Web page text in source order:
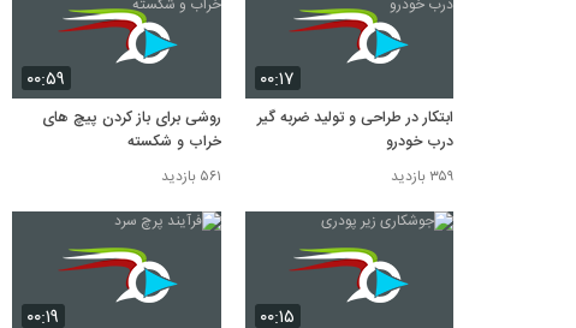
۰۰:۱۷
ابتکار در طراحی و تولید ضربه گیر
درب خودرو
۳۵۹ بازدید
۰۰:۵۹
روشی برای باز کردن پیچ های
خراب و شکسته
۵۶۱ بازدید
۰۰:۱۵ ۰۰:۱۹